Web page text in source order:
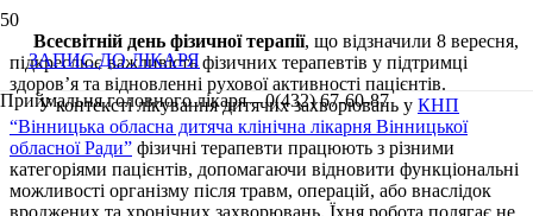
ЗАПИС ДО ЛІКАРЯ
Приймальня головного лікаря – 0(432) 67-60-87
Всесвітній день фізичної терапії, що відзначили 8 вересня,
підкреслює важливість фізичних терапевтів у підтримці
здоров’я та відновленні рухової активності пацієнтів.
У контексті лікування дитячих захворювань у КНП
“Вінницька обласна дитяча клінічна лікарня Вінницької
обласної Ради” фізичні терапевти працюють з різними
категоріями пацієнтів, допомагаючи відновити функціональні
можливості організму після травм, операцій, або внаслідок
вроджених та хронічних захворювань. Їхня робота полягає не